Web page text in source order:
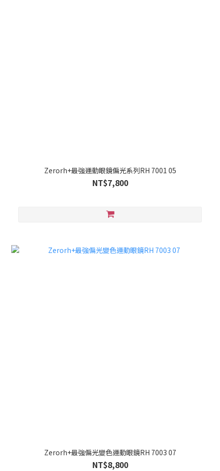
Zerorh+最強運動眼鏡偏光系列RH 7001 05
NT$7,800
Zerorh+最強偏光變色運動眼鏡RH 7003 07
NT$8,800